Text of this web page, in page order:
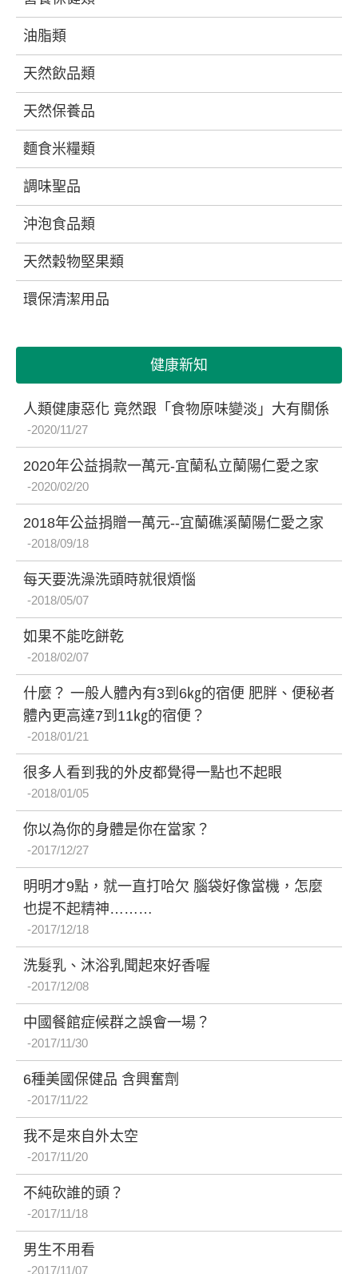
油脂類
天然飲品類
天然保養品
麵食米糧類
調味聖品
沖泡食品類
天然穀物堅果類
環保清潔用品
健康新知
人類健康惡化 竟然跟「食物原味變淡」大有關係
2020/11/27
2020年公益捐款一萬元-宜蘭私立蘭陽仁愛之家
2020/02/20
2018年公益捐贈一萬元--宜蘭礁溪蘭陽仁愛之家
2018/09/18
每天要洗澡洗頭時就很煩惱
2018/05/07
如果不能吃餅乾
2018/02/07
什麼？ 一般人體內有3到6㎏的宿便 肥胖、便秘者
體內更高達7到11㎏的宿便？
2018/01/21
很多人看到我的外皮都覺得一點也不起眼
2018/01/05
你以為你的身體是你在當家？
2017/12/27
明明才9點，就一直打哈欠 腦袋好像當機，怎麼
也提不起精神………
2017/12/18
洗髮乳、沐浴乳聞起來好香喔
2017/12/08
中國餐館症候群之誤會一場？
2017/11/30
6種美國保健品 含興奮劑
2017/11/22
我不是來自外太空
2017/11/20
不純砍誰的頭？
2017/11/18
男生不用看
2017/11/07